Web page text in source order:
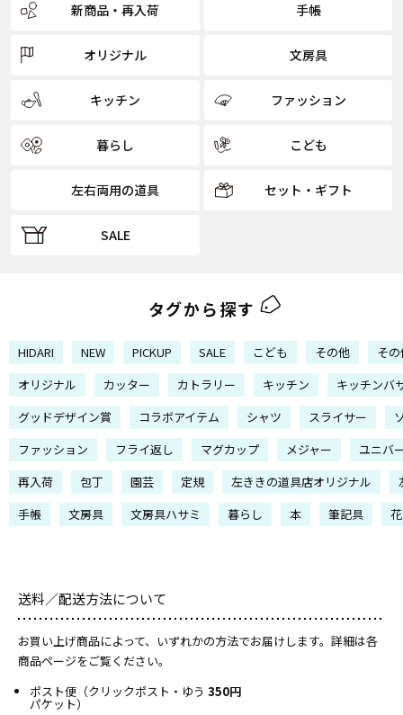
新商品・再入荷 手帳
オリジナル 文房具
キッチン ファッション
暮らし こども
左右両用の道具 セット・ギフト
SALE
タグから探す
HIDARI NEW PICKUP SALE こども その他
そ
オリジナル
カッター カトラリー キッチン
キッチンバ
グッドデザイン賞
コラボアイテム シャツ スライサー
ファッション
フライ返し マグカップ メジャー
ユニバ
再入荷
包丁 園芸 定規 左ききの道具店オリジナル
手帳
文房具 文房具ハサミ 暮らし 本 筆記具
送料／配送方法について
お買い上げ商品によって、いずれかの方法でお届けします。詳細は各
商品ページをご覧ください。
ポスト便（クリックポスト・ゆう
パケット）
350円